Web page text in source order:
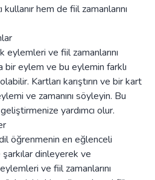
kullanır hem de fiil zamanlarını
eylemleri ve fiil zamanlarını
eylem ve bu eylemin farklı
Kartları karıştırın ve bir kart
ve zamanını söyleyin. Bu
yardımcı olur.
öğrenmenin en eğlenceli
dinleyerek ve
ve fiil zamanlarını